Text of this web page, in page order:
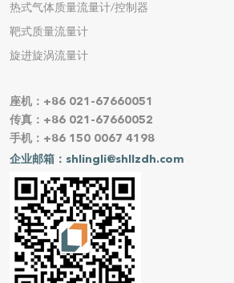
热式气体质量流量计/控制器
靶式质量流量计
旋进旋涡流量计
座机：+86 021-67660051
传真：+86 021-67660052
手机：+86 150 0067 4198
企业邮箱：shlingli@shllzdh.com